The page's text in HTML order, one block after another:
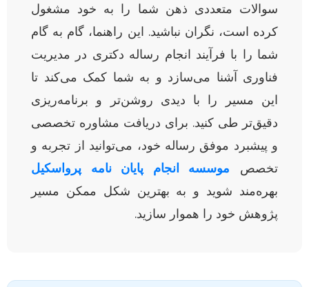
سوالات متعددی ذهن شما را به خود مشغول
کرده است، نگران نباشید. این راهنما، گام به گام
شما را با فرآیند انجام رساله دکتری در مدیریت
فناوری آشنا می‌سازد و به شما کمک می‌کند تا
این مسیر را با دیدی روشن‌تر و برنامه‌ریزی
دقیق‌تر طی کنید. برای دریافت مشاوره تخصصی
و پیشبرد موفق رساله خود، می‌توانید از تجربه و
تخصص موسسه انجام پایان نامه پرواسکیل
بهره‌مند شوید و به بهترین شکل ممکن مسیر
پژوهش خود را هموار سازید.